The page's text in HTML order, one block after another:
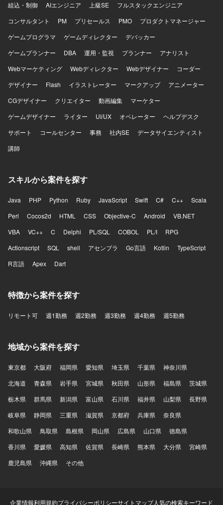
ことができます。厳しいスケジュール環境での推進経験
は、その後の大規模案件でのキャリアにもつながります。
DirectoryやMicrosoft Entra ID などのディレクトリサービス
や認証連携技術を扱う環境です。
組込・制御
AIエンジニア 上級SE
フルスタックエンジニア
コンサルタント
PM プリセールス PMO
プロダクトマネージャー
ゲームプログラマ
ゲームディレクター
デバッカー
ゲームプランナー
DBA 運用・監視 プランナー
アナリスト
Webマーケティング
Webディレクター Webデザイナー
コーダー
デザイナー
Flash イラストレーター マークアップ
アニメーター
CGデザイナー
クリエイター 動画編集
マーケター
ゲームデザイナー
ライター UI/UX オペレーター
ヘルプデスク
サポート
コールセンター 事務 社内SE
データサイエンティスト
講師
スキルから案件を探す
Java PHP Python Ruby JavaScript Swift C# C++
Scala
Perl
Cocos2d HTML CSS Objective-C Android
VB.NET
VBA
VC++ C Delphi PL/SQL COBOL PL/I
RPG
Actionscript
SQL shell アセンブラ Go言語 Kotlin
TypeScript
R言語
Apex Dart
特徴から案件を探す
リモート可 週1勤務 週2勤務 週3勤務 週4勤務 週5勤務
地域から案件を探す
東京都 大阪府 福岡県 愛知県 埼玉県 千葉県
神奈川県
北海道
青森県 岩手県 宮城県 秋田県 山形県 福島県
茨城県
栃木県
群馬県 新潟県 富山県 石川県 福井県 山梨県
長野県
岐阜県
静岡県 三重県 滋賀県 京都府 兵庫県
奈良県
和歌山県
鳥取県 島根県 岡山県 広島県 山口県
徳島県
香川県
愛媛県 高知県 佐賀県 長崎県 熊本県 大分県
宮崎県
鹿児島県
沖縄県 その他
企業情報利用規約プライバシーポリシーサイトマップ人気の検索キーワード